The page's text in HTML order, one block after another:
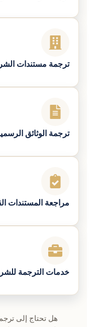
ترجمة مستندات
ترجمة الوثائق
مراجعة المستندات
خدمات الترجمة
هل تحتاج إلى